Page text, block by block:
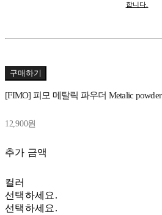
합니다.
구매하기
[FIMO] 피모 메탈릭 파우더 Metalic powder
12,900원
추가 금액
컬러
선택하세요.
선택하세요.